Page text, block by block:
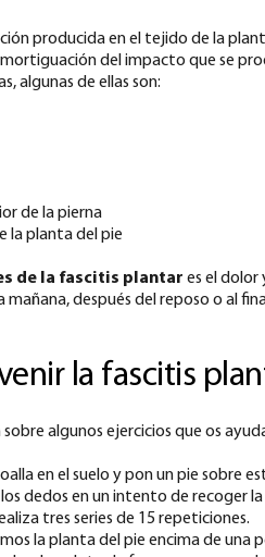
producida en el tejido de la
del impacto que se
algunas de ellas son:
de la pierna
la planta del pie
de la fascitis plantares el dolor
mañana, después del reposo o al
la fascitis
algunos ejercicios que os
en el suelo y pon un pie sobre
dedos en un intento de recoger
tres series de 15 repeticiones.
la planta del pie encima de una